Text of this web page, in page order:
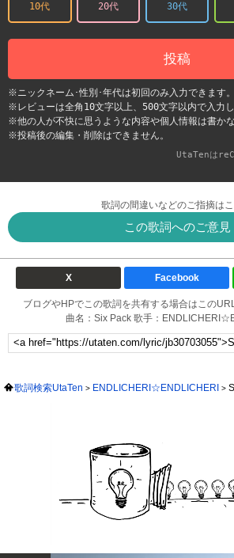
10代 20代 30代
投稿
※ニックネーム･性別･年代は初回のみ入力できます。
※レビューは全角10文字以上、500文字以内で入力し
※他の人が不快に思うような内容や個人情報は書かな
※投稿後の編集・削除はできません。
UtaTenは
歌詞の間違いなどのご指摘は
この歌詞へのご意見
X Facebook
ブログやHPでこの歌詞を共有する場合はこの
曲名：Six Pack 歌手：
歌詞検索UtaTen ENDLICHERI☆ENDLICHERI